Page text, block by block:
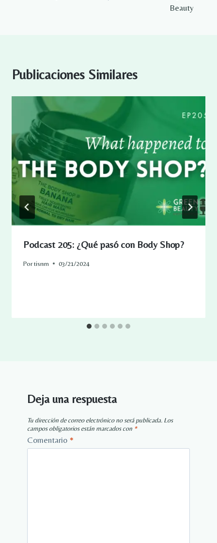
Beauty
Publicaciones Similares
Podcast 205: ¿Qué pasó con Body Shop?
Portisnm 03/21/2024
Deja una respuesta
Tu dirección de correo electrónico no será publicada. Los
campos obligatorios están marcados con *
Comentario *